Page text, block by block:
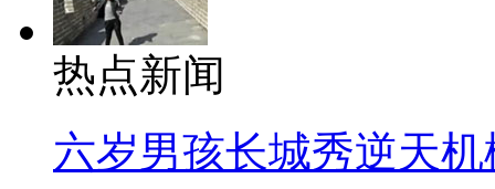
热点新闻
六岁男孩长城秀逆天机